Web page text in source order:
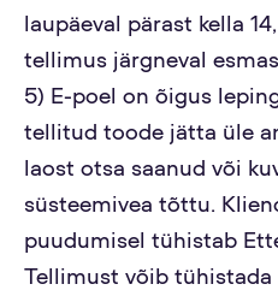
laupäeval pärast kella
tellimus järgneval
5) E-poel on õigus
tellitud toode jätta üle
laost otsa saanud või
süsteemivea tõttu.
puudumisel tühistab
Tellimust võib tühistada